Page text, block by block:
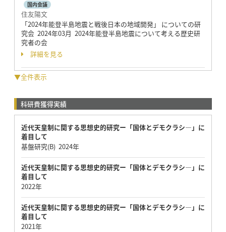
国内会議
住友陽文
「2024年能登半島地震と戦後日本の地域開発」 についての研
究会 2024年03月 2024年能登半島地震について考える歴史研
究者の会
詳細を見る
▼全件表示
科研費獲得実績
近代天皇制に関する思想史的研究ー「国体とデモクラシ―」に
着目して
基盤研究(B) 2024年
近代天皇制に関する思想史的研究ー「国体とデモクラシ―」に
着目して
2022年
近代天皇制に関する思想史的研究ー「国体とデモクラシ―」に
着目して
2021年